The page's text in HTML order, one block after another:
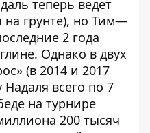
теперь ведет
грунте), но Тим—
2 года
Однако в двух
(в 2014 и 2017
Надаля всего по 7
на турнире
200 тысяч